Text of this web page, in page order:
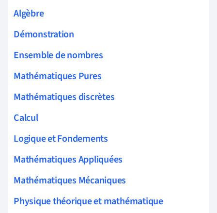
Algèbre
Démonstration
Ensemble de nombres
Mathématiques Pures
Mathématiques discrètes
Calcul
Logique et Fondements
Mathématiques Appliquées
Mathématiques Mécaniques
Physique théorique et mathématique